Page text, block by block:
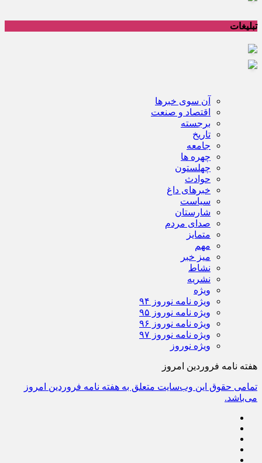
تبلیغات
آن سوی خبرها
اقتصاد و صنعت
برجسته
تاریخ
جامعه
چهره ها
چهلستون
حوادث
خبرهای داغ
سیاست
شارستان
صدای مردم
متمایز
مهم
میز خبر
نشاط
نشریه
ویژه
ویژه نامه نوروز ۹۴
ویژه نامه نوروز ۹۵
ویژه نامه نوروز ۹۶
ویژه نامه نوروز ۹۷
ویژه نوروز
هفته نامه فروردین امروز
تمامی حقوق این وب‌سایت متعلق به هفته نامه فروردین امروز
می‌باشد.